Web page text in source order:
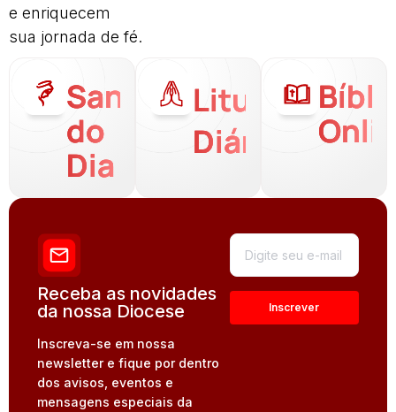
e enriquecem
sua jornada de fé.
Santo
do
Dia
Liturgia
Diária
Receba as novidades
da nossa Diocese
Inscreva-se em nossa
newsletter e fique por dentro
dos avisos, eventos e
mensagens especiais da